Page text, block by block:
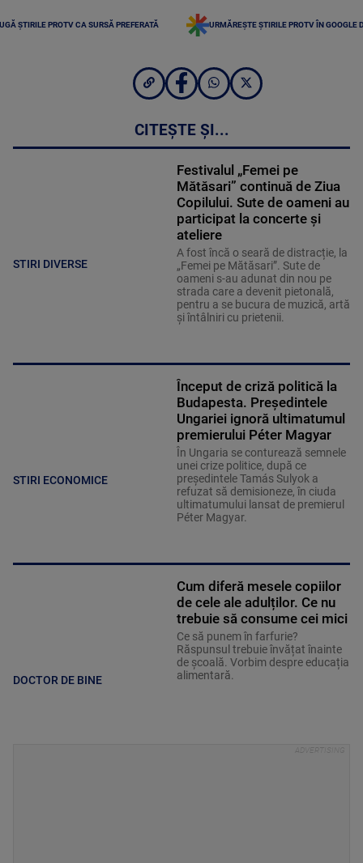
ȘTIRILE PROTV CA SURSĂ PREFERATĂ URMĂREȘTE ȘTIRILE PROTV ÎN GOOGLE
CITEȘTE ȘI...
STIRI DIVERSE
Festivalul „Femei pe
Mătăsari” continuă de Ziua
Copilului. Sute de oameni au
participat la concerte și
ateliere
A fost încă o seară de distracție, la
„Femei pe Mătăsari”. Sute de
oameni s-au adunat din nou pe
strada care a devenit pietonală,
pentru a se bucura de muzică, artă
și întâlniri cu prietenii.
STIRI ECONOMICE
Început de criză politică la
Budapesta. Președintele
Ungariei ignoră ultimatumul
premierului Péter Magyar
În Ungaria se conturează semnele
unei crize politice, după ce
președintele Tamás Sulyok a
refuzat să demisioneze, în ciuda
ultimatumului lansat de premierul
Péter Magyar.
DOCTOR DE BINE
Cum diferă mesele copiilor
de cele ale adulților. Ce nu
trebuie să consume cei mici
Ce să punem în farfurie?
Răspunsul trebuie învățat înainte
de școală. Vorbim despre educația
alimentară.